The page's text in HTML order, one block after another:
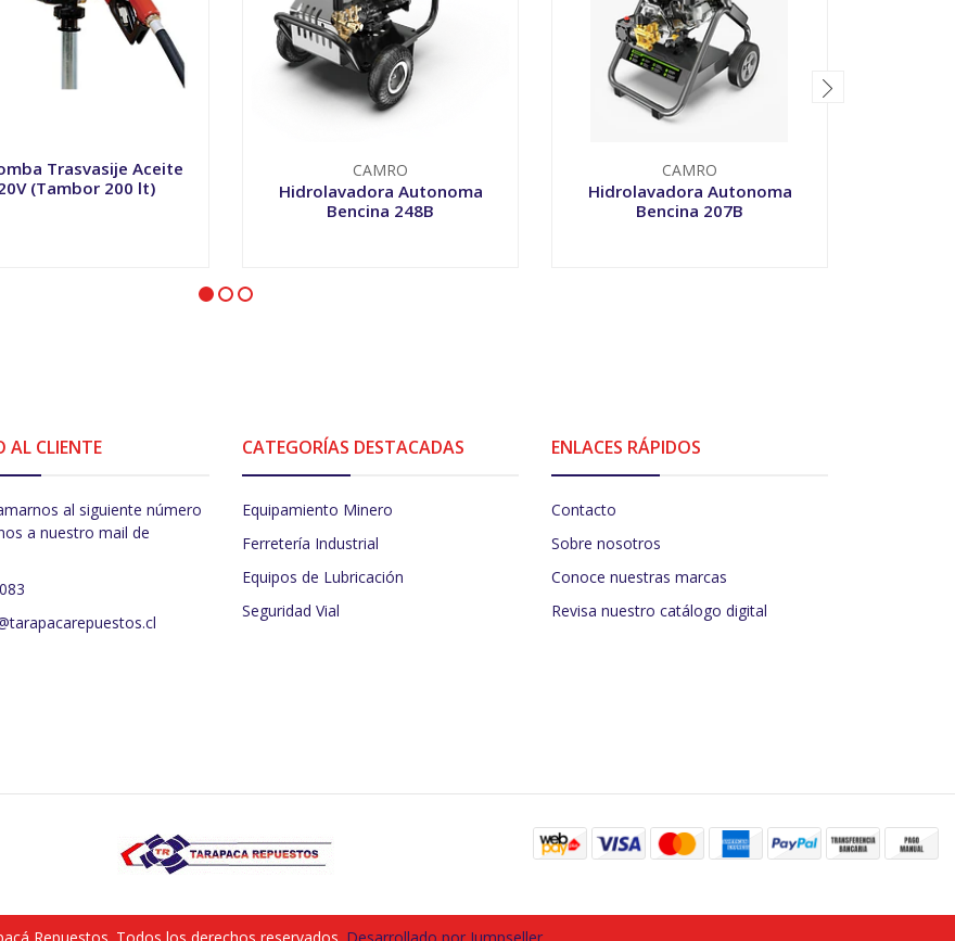
Trasvasije Aceite
(Tambor 200 lt)
CAMRO
Hidrolavadora Autonoma
Bencina 248B
CAMRO
Hidrolavadora Autonoma
Bencina 207B
AL CLIENTE
al siguiente número
a nuestro mail de
CATEGORÍAS DESTACADAS
Equipamiento Minero
Ferretería Industrial
Equipos de Lubricación
Seguridad Vial
ENLACES RÁPIDOS
Contacto
Sobre nosotros
Conoce nuestras marcas
Revisa nuestro catálogo digital